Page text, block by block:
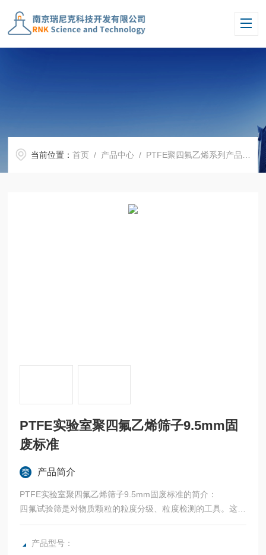
当前位置：首页 / 产品中心 / PTFE聚四氟乙烯系列产品
PTFE实验室聚四氟乙烯筛子9.5mm固
废标准
产品简介
PTFE实验室聚四氟乙烯筛子9.5mm固废标准的简介：
四氟试验筛是对物质颗粒的粒度分级、粒度检测的工具。这是
它区别于一般筛具的重要标志。四氟试验筛有严格的网孔尺寸
规定，用网孔尺寸表示每个筛子的规格。
产品型号：